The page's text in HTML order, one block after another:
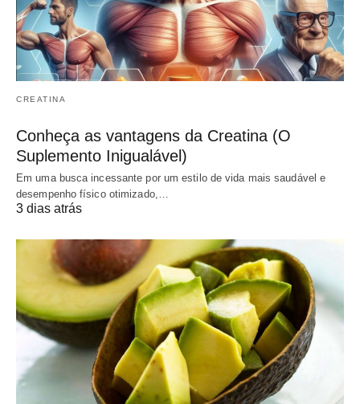
CREATINA
Conheça as vantagens da Creatina (O
Suplemento Inigualável)
Em uma busca incessante por um estilo de vida mais saudável e
desempenho físico otimizado,…
3 dias atrás